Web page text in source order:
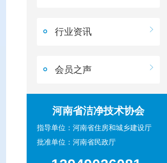
行业资讯
会员之声
河南省洁净技术协会
指导单位：河南省住房和城乡建设厅
批准单位：河南省民政厅